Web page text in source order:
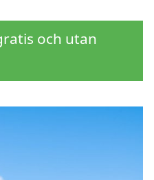
och utan